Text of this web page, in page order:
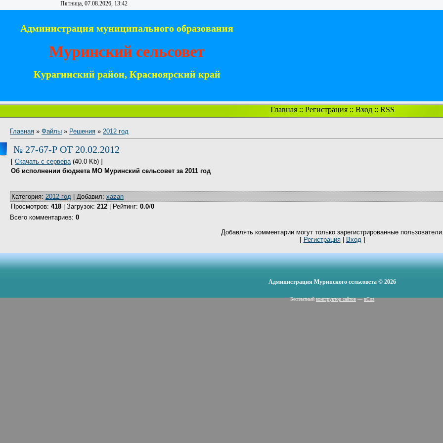
Пятница, 07.08.2026, 13:42
Администрация муниципального образования
Муринский сельсовет
Курагинский район, Красноярский край
Главная:: Регистрация:: Вход:: RSS
Главная » Файлы » Решения » 2012 год
№ 27-67-Р ОТ 20.02.2012
[ Скачать с сервера(40.0 Kb) ]
Об исполнении бюджета МО Муринский сельсовет за 2011 год
Категория: 2012 год Добавил: xazan
Просмотров: 418 Загрузок: 212 Рейтинг: 0.0/0
Всего комментариев: 0
Добавлять комментарии могут только зарегистрированные
[ Регистрация| Вход]
Администрация Муринского сельсовета © 2026
Бесплатныйконструктор сайтов—uCoz